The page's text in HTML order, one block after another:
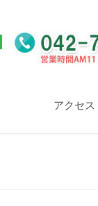
アクセス